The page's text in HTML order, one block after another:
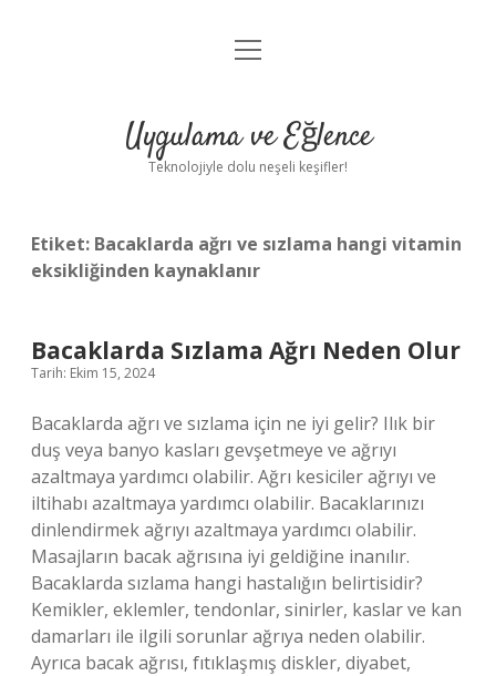
Anasayfa
Yasal Uyarı
menüyü
Uygulama ve Eğlence
Teknolojiyle dolu neşeli keşifler!
Etiket: Bacaklarda ağrı ve sızlama hangi vitamin
eksikliğinden kaynaklanır
Bacaklarda Sızlama Ağrı Neden Olur
Tarih: Ekim 15, 2024
Bacaklarda ağrı ve sızlama için ne iyi gelir? Ilık bir
duş veya banyo kasları gevşetmeye ve ağrıyı
azaltmaya yardımcı olabilir. Ağrı kesiciler ağrıyı ve
iltihabı azaltmaya yardımcı olabilir. Bacaklarınızı
dinlendirmek ağrıyı azaltmaya yardımcı olabilir.
Masajların bacak ağrısına iyi geldiğine inanılır.
Bacaklarda sızlama hangi hastalığın belirtisidir?
Kemikler, eklemler, tendonlar, sinirler, kaslar ve kan
damarları ile ilgili sorunlar ağrıya neden olabilir.
Ayrıca bacak ağrısı, fıtıklaşmış diskler, diyabet,